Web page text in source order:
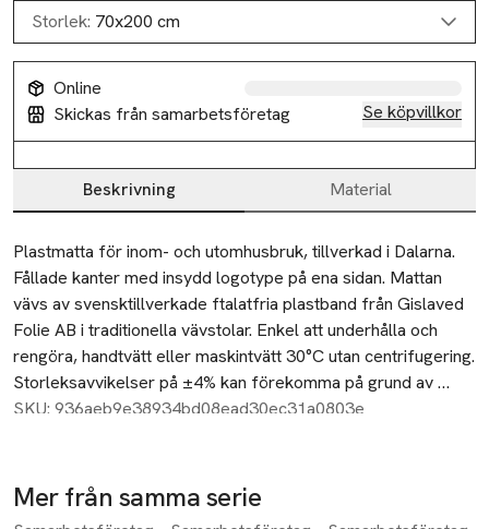
Storlek: 70x200 cm
Online
Skickas från samarbetsföretag
Se köpvillkor
Beskrivning Material
Beskrivning
Plastmatta för inom- och utomhusbruk, tillverkad i Dalarna.
Fållade kanter med insydd logotype på ena sidan. Mattan
vävs av svensktillverkade ftalatfria plastband från Gislaved
Folie AB i traditionella vävstolar. Enkel att underhålla och
rengöra, handtvätt eller maskintvätt 30°C utan centrifugering.
Storleksavvikelser på ±4% kan förekomma på grund av
vävtekniska skäl. Tjocklek ca 10 mm.
SKU: 936aeb9e38934bd08ead30ec31a0803e
Mer från samma serie